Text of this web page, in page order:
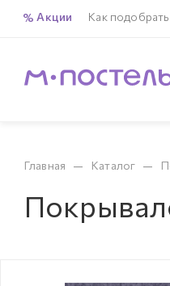
Акции Как
Главная — Каталог —